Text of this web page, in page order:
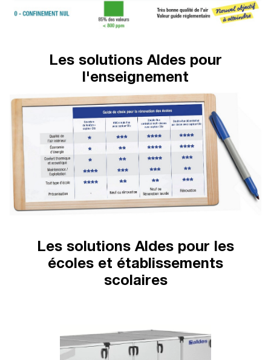
Les solutions Aldes pour
l'enseignement
Les solutions Aldes pour les
écoles et établissements
scolaires